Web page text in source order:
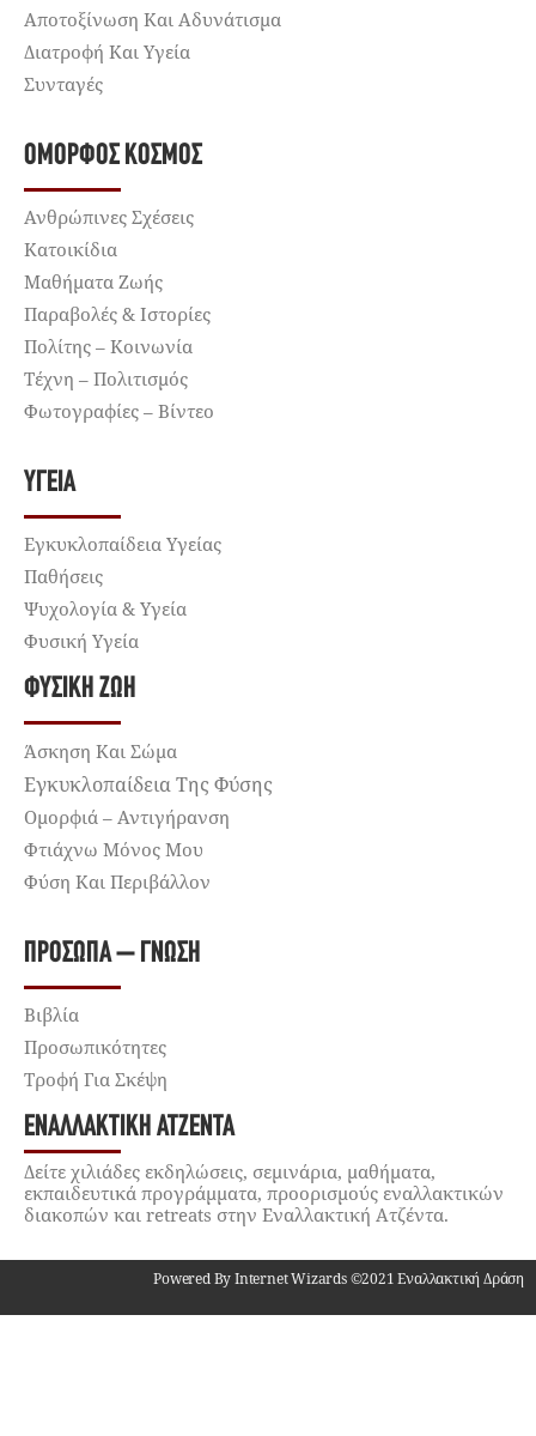
Αποτοξίνωση Και Αδυνάτισμα
Διατροφή Και Υγεία
Συνταγές
ΌΜΟΡΦΟΣ ΚΌΣΜΟΣ
Ανθρώπινες Σχέσεις
Κατοικίδια
Μαθήματα Ζωής
Παραβολές & Ιστορίες
Πολίτης – Κοινωνία
Τέχνη – Πολιτισμός
Φωτογραφίες – Βίντεο
ΥΓΕΊΑ
Εγκυκλοπαίδεια Υγείας
Παθήσεις
Ψυχολογία & Υγεία
Φυσική Υγεία
ΦΥΣΙΚΉ ΖΩΉ
Άσκηση Και Σώμα
Εγκυκλοπαίδεια Της Φύσης
Ομορφιά – Αντιγήρανση
Φτιάχνω Μόνος Μου
Φύση Και Περιβάλλον
ΠΡΌΣΩΠΑ – ΓΝΏΣΗ
Βιβλία
Προσωπικότητες
Τροφή Για Σκέψη
ΕΝΑΛΛΑΚΤΙΚΉ ΑΤΖΈΝΤΑ
Δείτε χιλιάδες εκδηλώσεις, σεμινάρια, μαθήματα,
εκπαιδευτικά προγράμματα, προορισμούς εναλλακτικών
διακοπών και retreats στην Εναλλακτική Ατζέντα.
Powered By Internet Wizards ©2021 Εναλλακτική Δράση